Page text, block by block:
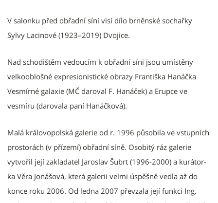
V salonku před obřadní síní visí dílo brněnské sochařky
Sylvy Lacinové (1923–2019) Dvojice.
Nad schodištěm vedoucím k obřadní síni jsou umístěny
velkooblošné expresionistické obrazy Františka Hanáčka
Vesmírné galaxie (MČ daroval F. Hanáček) a Erupce ve
vesmíru (darovala paní Hanáčková).
Malá královopolská galerie od r. 1996 působila ve vstupních
prostorách (v přízemí) obřadní síně. Osobitý ráz galerie
vytvořil její zakladatel Jaroslav Šubrt (1996-2000) a ku­rá­tor­
ka Věra Jonášová, která galerii velmi úspěšně vedla až do
konce roku 2006. Od ledna 2007 pře­vzala její funkci Ing.